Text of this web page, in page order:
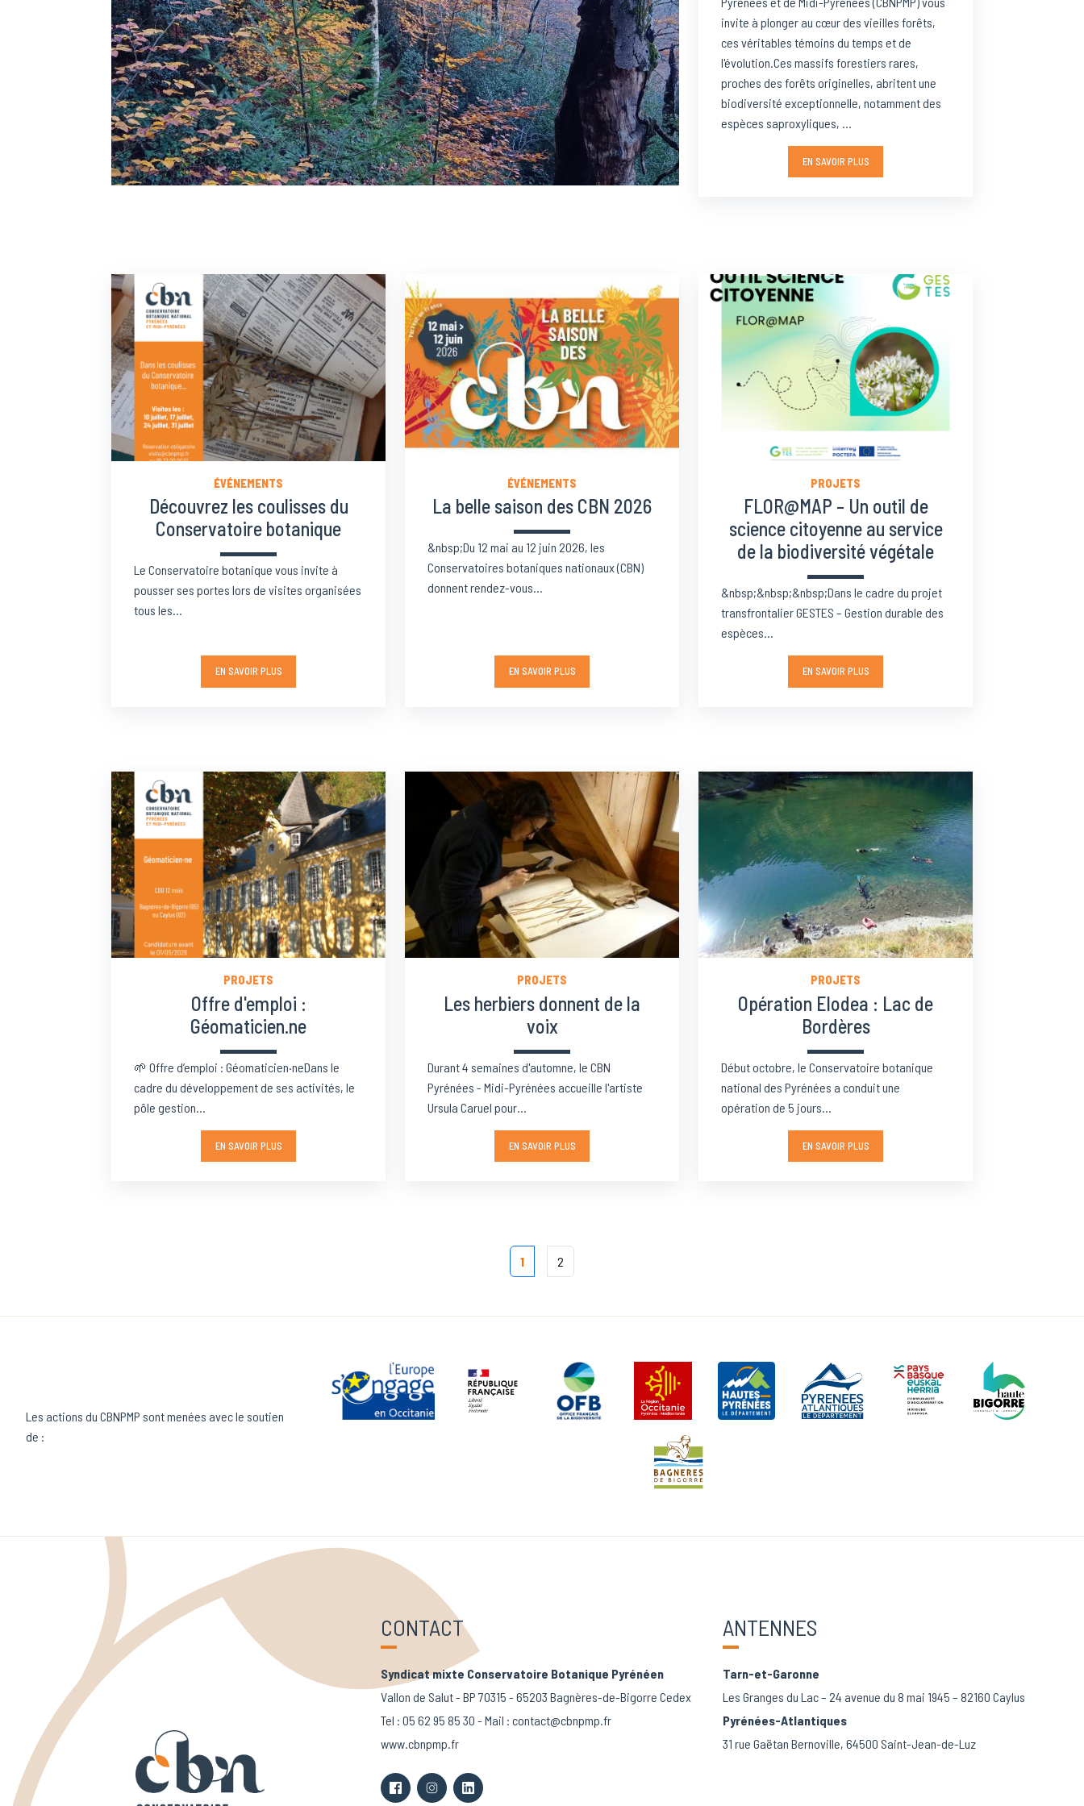
invite à plonger au cœur des vieilles forêts,
ces véritables témoins du temps et de
l'évolution.Ces massifs forestiers rares,
proches des forêts originelles, abritent une
biodiversité exceptionnelle, notamment des
espèces saproxyliques, ...
EN SAVOIR PLUS
ÉVÉNEMENTS
Découvrez les coulisses du
Conservatoire botanique
Le Conservatoire botanique vous invite à
pousser ses portes lors de visites organisées
tous les...
EN SAVOIR PLUS
ÉVÉNEMENTS
La belle saison des CBN 2026
&nbsp;Du 12 mai au 12 juin 2026, les
Conservatoires botaniques nationaux (CBN)
donnent rendez-vous...
EN SAVOIR PLUS
PROJETS
FLOR@MAP – Un outil de
science citoyenne au service
de la biodiversité végétale
&nbsp;&nbsp;&nbsp;Dans le cadre du projet
transfrontalier GESTES – Gestion durable des
espèces...
EN SAVOIR PLUS
PROJETS
Offre d'emploi :
Géomaticien.ne
🌱 Offre d’emploi : Géomaticien·neDans le
cadre du développement de ses activités, le
pôle gestion...
EN SAVOIR PLUS
PROJETS
Les herbiers donnent de la
voix
Durant 4 semaines d'automne, le CBN
Pyrénées - Midi-Pyrénées accueille l'artiste
Ursula Caruel pour...
EN SAVOIR PLUS
PROJETS
Opération Elodea : Lac de
Bordères
Début octobre, le Conservatoire botanique
national des Pyrénées a conduit une
opération de 5 jours...
EN SAVOIR PLUS
1 2
Les actions du CBNPMP sont menées avec le soutien
de :
CONTACT
Syndicat mixte Conservatoire Botanique Pyrénéen
Vallon de Salut - BP 70315 - 65203 Bagnères-de-Bigorre Cedex
Tel : 05 62 95 85 30 - Mail : contact@cbnpmp.fr
www.cbnpmp.fr
ANTENNES
Tarn-et-Garonne
Les Granges du Lac – 24 avenue du 8 mai 1945 – 82160 Caylus
Pyrénées-Atlantiques
31 rue Gaëtan Bernoville, 64500 Saint-Jean-de-Luz